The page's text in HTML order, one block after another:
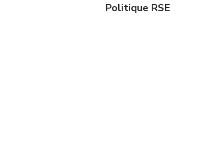
Politique RSE